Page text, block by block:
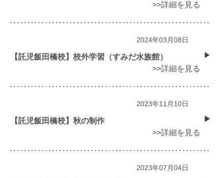
>>詳細を見る
2024年03月08日
【託児飯田橋校】校外学習（すみだ水族館）
>>詳細を見る
2023年11月10日
【託児飯田橋校】秋の制作
>>詳細を見る
2023年07月04日